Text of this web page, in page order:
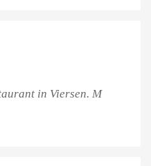
in Viersen. M